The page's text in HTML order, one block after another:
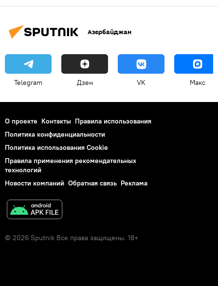
Азербайджан
Telegram Дзен VK Макс
О проекте Контакты Правила использования
Политика конфиденциальности
Политика использования Cookie
Правила применения рекомендательных
технологий
Новости компаний Обратная связь Реклама
© 2026 Sputnik Все права защищены. 18+